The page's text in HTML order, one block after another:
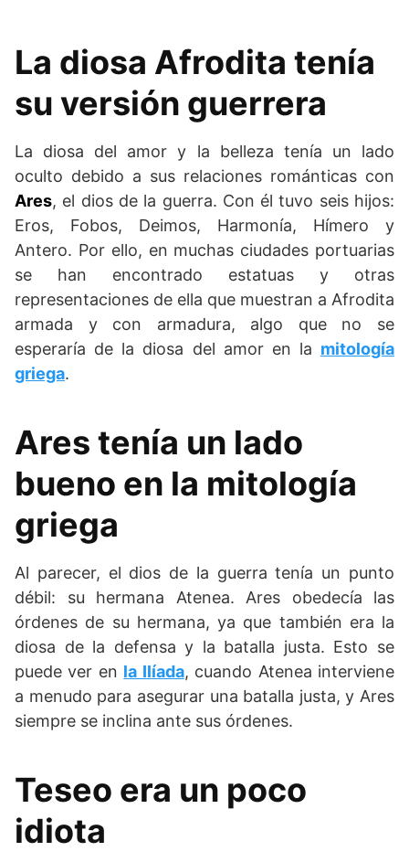
La diosa Afrodita tenía
su versión guerrera
La diosa del amor y la belleza tenía un lado
oculto debido a sus relaciones románticas con
Ares, el dios de la guerra. Con él tuvo seis hijos:
Eros, Fobos, Deimos, Harmonía, Hímero y
Antero. Por ello, en muchas ciudades portuarias
se han encontrado estatuas y otras
representaciones de ella que muestran a Afrodita
armada y con armadura, algo que no se
esperaría de la diosa del amor en la mitología
griega.
Ares tenía un lado
bueno en la mitología
griega
Al parecer, el dios de la guerra tenía un punto
débil: su hermana Atenea. Ares obedecía las
órdenes de su hermana, ya que también era la
diosa de la defensa y la batalla justa. Esto se
puede ver en la Ilíada, cuando Atenea interviene
a menudo para asegurar una batalla justa, y Ares
siempre se inclina ante sus órdenes.
Teseo era un poco
idiota